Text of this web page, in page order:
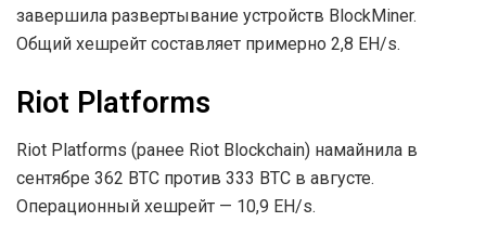
завершила развертывание устройств BlockMiner.
Общий хешрейт составляет примерно 2,8 EH/s.
Riot Platforms
Riot Platforms (ранее Riot Blockchain) намайнила в
сентябре 362 BTC против 333 BTC в августе.
Операционный хешрейт — 10,9 EH/s.